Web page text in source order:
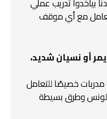
بياخدوا تدريب عملي
مع أي موقف
أو نسيان شديد،
مدربات خصيصًا للتعامل
وطرق بسيطة